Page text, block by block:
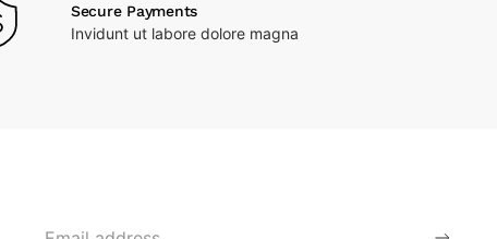
Secure Payments
Invidunt ut labore dolore magna